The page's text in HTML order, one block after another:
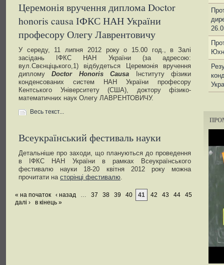
Церемонія вручення диплома Doctor
honoris causa ІФКС НАН України
професору Олегу Лаврентовичу
У середу, 11 липня 2012 року о 15.00 год., в Залі
засідань ІФКС НАН України (за адресою:
вул.Свєнціцького,1) відбудеться Церемонія вручення
дипломуDoctor Honoris Causa Інституту фізики
конденсованих систем НАН України професору
Кентського Університету (США), доктору фізико-
математичних наук Олегу ЛАВРЕНТОВИЧУ.
Весь текст...
Всеукраїнський фестиваль науки
Детальніше про заходи, що плануються до проведення
в ІФКС НАН України в рамках Всеукраїнського
фестивалю науки 18-20 квітня 2012 року можна
прочитати на сторінці фестивалю.
« на початок ‹ назад … 37 38 39 40 41 42 43 44
45
далі ›
в кінець »